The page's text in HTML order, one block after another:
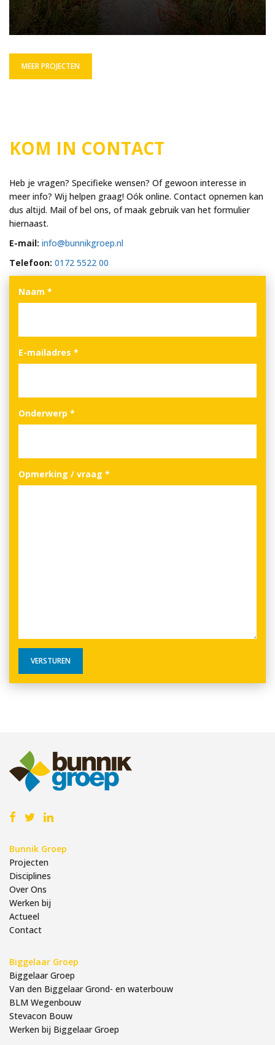
MEER PROJECTEN
KOM IN CONTACT
Heb je vragen? Specifieke wensen? Of gewoon interesse in
meer info? Wij helpen graag! Oók online. Contact opnemen kan
dus altijd. Mail of bel ons, of maak gebruik van het formulier
hiernaast.
E-mail: info@bunnikgroep.nl
Telefoon: 0172 5522 00
Naam *
E-mailadres *
Onderwerp *
Opmerking / vraag *
Bunnik Groep
Projecten
Disciplines
Over Ons
Werken bij
Actueel
Contact
Biggelaar Groep
Biggelaar Groep
Van den Biggelaar Grond- en waterbouw
BLM Wegenbouw
Stevacon Bouw
Werken bij Biggelaar Groep